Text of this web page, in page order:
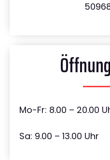
Mo-Fr: 8.00 – 20.00
Sa: 9.00 – 13.00 Uhr